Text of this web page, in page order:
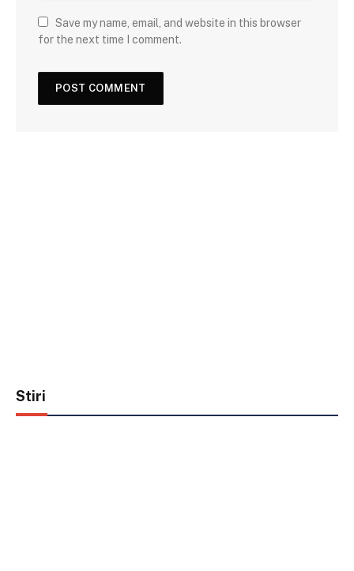
Save my name, email, and website in this browser
for the next time I comment.
Stiri